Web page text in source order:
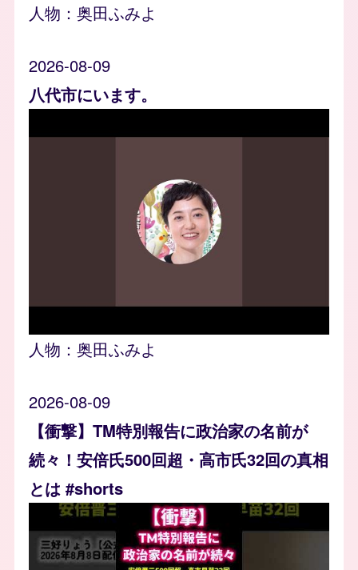
人物： 奥田ふみよ
2026-08-09
八代市にいます。
人物： 奥田ふみよ
2026-08-09
【衝撃】TM特別報告に政治家の名前が
続々！安倍氏500回超・高市氏32回の真相
とは #shorts